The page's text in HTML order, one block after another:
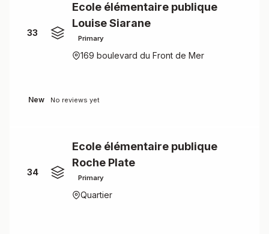
33
Ecole élémentaire publique
Louise Siarane
Primary
169 boulevard du Front de Mer
New No reviews yet
34
Ecole élémentaire publique
Roche Plate
Primary
Quartier